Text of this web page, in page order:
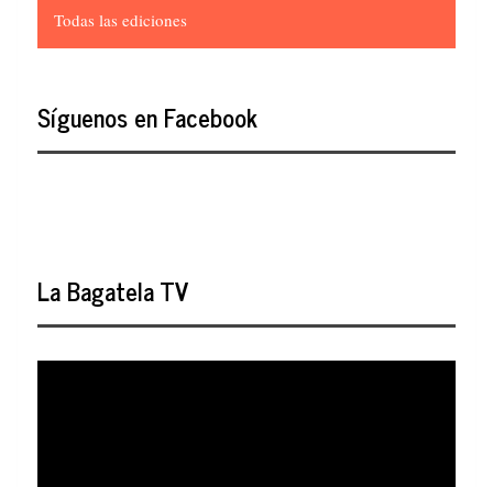
Todas las ediciones
Síguenos en Facebook
La Bagatela TV